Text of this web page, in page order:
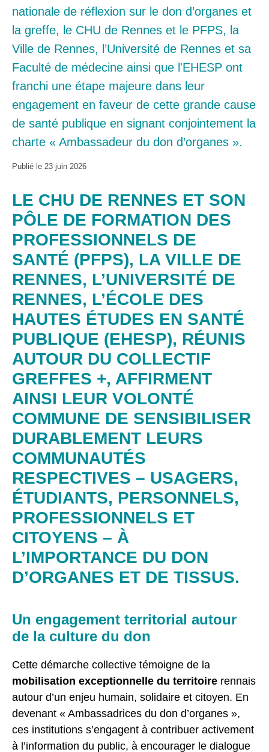
nationale de réflexion sur le don d’organes et
la greffe, le CHU de Rennes et le PFPS, la
Ville de Rennes, l’Université de Rennes et sa
Faculté de médecine ainsi que l'EHESP ont
franchi une étape majeure dans leur
engagement en faveur de cette grande cause
de santé publique en signant conjointement la
charte « Ambassadeur du don d’organes ».
Publié le 23 juin 2026
LE CHU DE RENNES ET SON
PÔLE DE FORMATION DES
PROFESSIONNELS DE
SANTÉ (PFPS), LA VILLE DE
RENNES, L’UNIVERSITÉ DE
RENNES, L’ÉCOLE DES
HAUTES ÉTUDES EN SANTÉ
PUBLIQUE (EHESP), RÉUNIS
AUTOUR DU COLLECTIF
GREFFES +, AFFIRMENT
AINSI LEUR VOLONTÉ
COMMUNE DE SENSIBILISER
DURABLEMENT LEURS
COMMUNAUTÉS
RESPECTIVES – USAGERS,
ÉTUDIANTS, PERSONNELS,
PROFESSIONNELS ET
CITOYENS – À
L’IMPORTANCE DU DON
D’ORGANES ET DE TISSUS.
Un engagement territorial autour
de la culture du don
Cette démarche collective témoigne de la
mobilisation exceptionnelle du territoire rennais
autour d’un enjeu humain, solidaire et citoyen. En
devenant « Ambassadrices du don d’organes »,
ces institutions s’engagent à contribuer activement
à l’information du public, à encourager le dialogue